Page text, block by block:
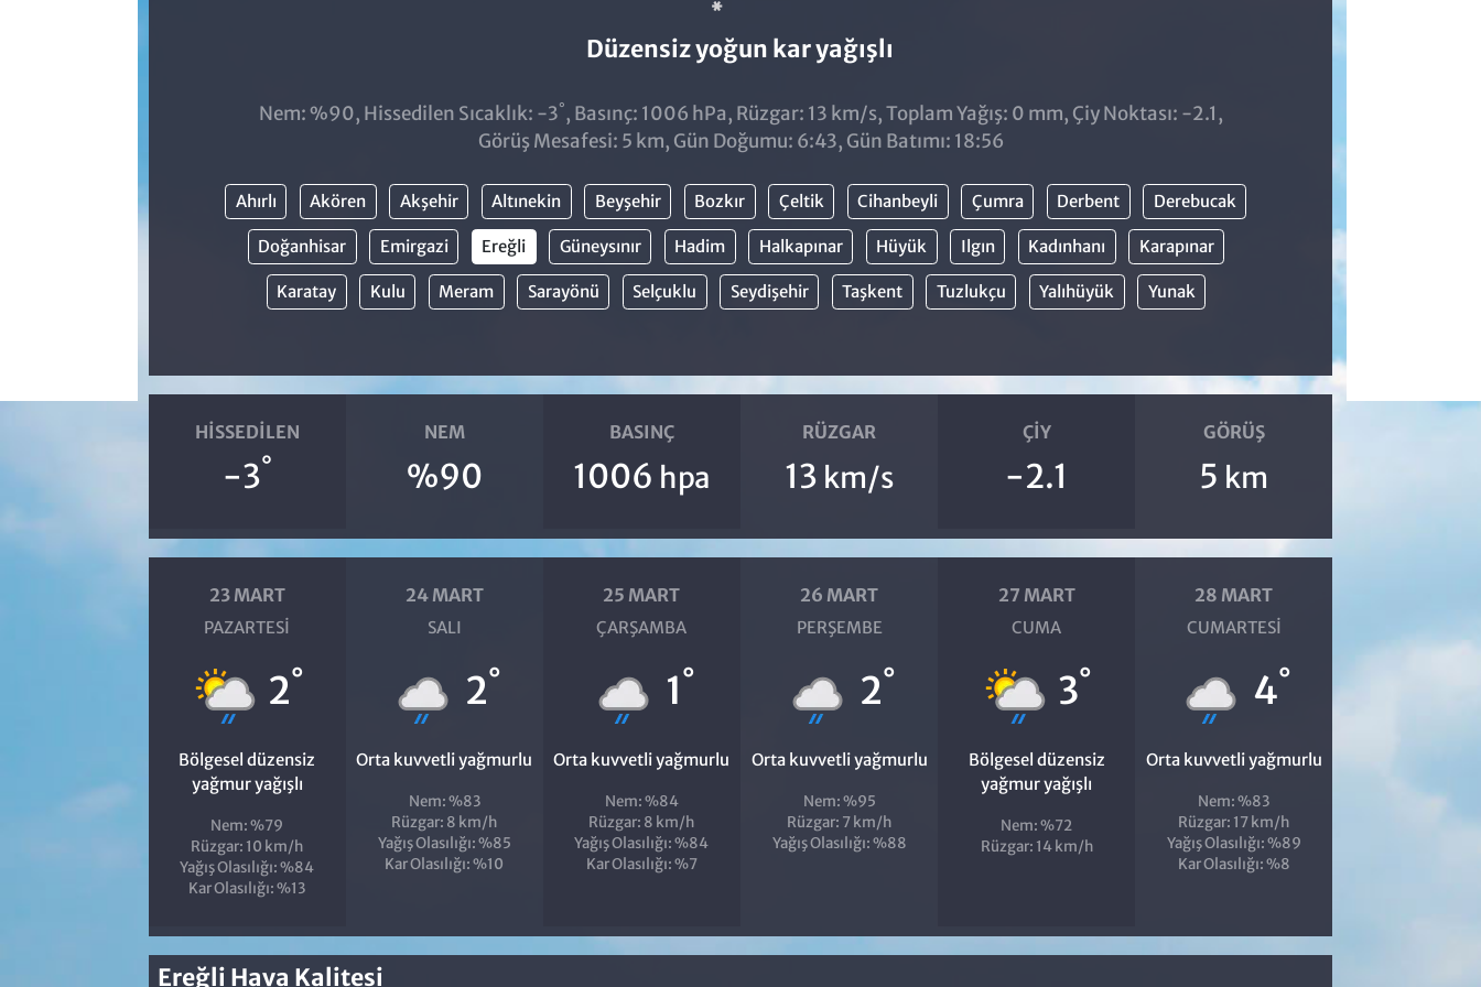
Düzensiz yoğun kar yağışlı
Nem: %90, Hissedilen Sıcaklık: -3°, Basınç: 1006 hPa, Rüzgar: 13 km/s, Toplam Yağış: 0 mm, Çiy Noktası: -2.1,
Görüş Mesafesi: 5 km, Gün Doğumu: 6:43, Gün Batımı: 18:56
Ahırlı Akören Akşehir Altınekin Beyşehir Bozkır Çeltik Cihanbeyli Çumra Derbent Derebucak
Doğanhisar Emirgazi Ereğli Güneysınır Hadim Halkapınar Hüyük Ilgın Kadınhanı Karapınar
Karatay Kulu Meram Sarayönü Selçuklu Seydişehir Taşkent Tuzlukçu Yalıhüyük Yunak
HISSEDILEN
-3°
NEM
%90
BASINÇ
1006 hpa
RÜZGAR
13 km/s
ÇIY
-2.1
GÖRÜŞ
5 km
23 MART
PAZARTESI
2°
Bölgesel düzensiz
yağmur yağışlı
Nem: %79
Rüzgar: 10 km/h
Yağış Olasılığı: %84
Kar Olasılığı: %13
24 MART
SALI
2°
Orta kuvvetli yağmurlu
Nem: %83
Rüzgar: 8 km/h
Yağış Olasılığı: %85
Kar Olasılığı: %10
25 MART
ÇARŞAMBA
1°
Orta kuvvetli yağmurlu
Nem: %84
Rüzgar: 8 km/h
Yağış Olasılığı: %84
Kar Olasılığı: %7
26 MART
PERŞEMBE
2°
Orta kuvvetli yağmurlu
Nem: %95
Rüzgar: 7 km/h
Yağış Olasılığı: %88
27 MART
CUMA
3°
Bölgesel düzensiz
yağmur yağışlı
Nem: %72
Rüzgar: 14 km/h
28 MART
CUMARTESI
4°
Orta kuvvetli yağmurlu
Nem: %83
Rüzgar: 17 km/h
Yağış Olasılığı: %89
Kar Olasılığı: %8
Ereğli Hava Kalitesi